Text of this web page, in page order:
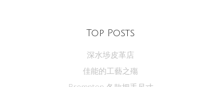
Top Posts
深水埗皮革店
佳能的工藝之殤